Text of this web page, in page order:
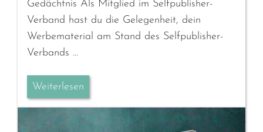
Gedächtnis Als Mitglied im Selfpublisher-
Verband hast du die Gelegenheit, dein
Werbematerial am Stand des Selfpublisher-
Verbands …
Weiterlesen